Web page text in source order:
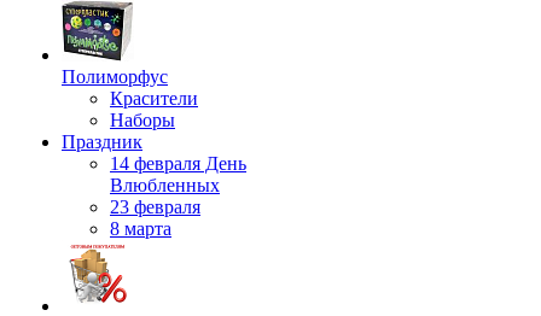
Полиморфус
Красители
Наборы
Праздник
14 февраля День
Влюбленных
23 февраля
8 марта